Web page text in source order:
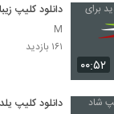
۰۰:۵۲
دانلود کلیپ
M
۱۶۱ بازدید
دانلود کلیپ